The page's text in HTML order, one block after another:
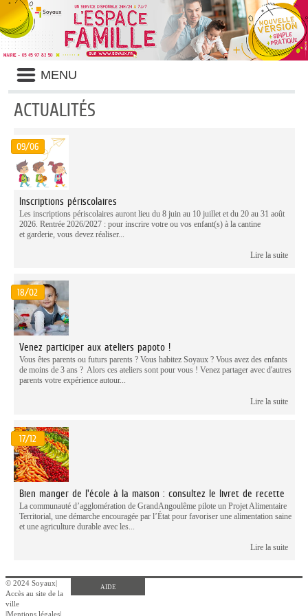
Liste
des
avertissements
MENU
ACTUALITÉS
des
catégories
d'actualité
09/06
Inscriptions périscolaires
Les inscriptions périscolaires auront lieu du 8 juin au 10 juillet et du 20 au 31 août
2026. Rentrée 2026/2027 : pour inscrire votre ou vos enfant(s) à la cantine
et garderie, vous devez réaliser...
Lire la suite
18/02
Venez participer aux ateliers papoto !
Vous êtes parents ou futurs parents ? Vous habitez Soyaux ? Vous avez des enfants
de moins de 3 ans ? Alors ces ateliers sont pour vous ! Venez partager avec d'autres
parents votre expérience autour...
Lire la suite
17/12
Bien manger de l'école à la maison : consultez le livret de recette
La communauté d’agglomération de GrandAngoulême pilote un Projet Alimentaire
Territorial, une démarche encouragée par l’État pour favoriser une alimentation saine
et une agriculture durable avec les...
Lire la suite
© 2024 Soyaux|
Accès au site de la
ville
|Mentions légales|
AIDE